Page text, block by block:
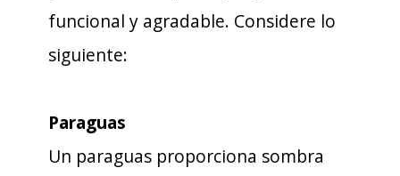
funcional y agradable. Considere lo
siguiente:
Paraguas
Un paraguas proporciona sombra